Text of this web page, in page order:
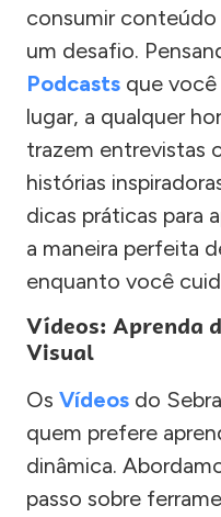
consumir
um desafio.
Podcasts que
lugar, a qualquer
trazem entrevistas
histórias
dicas práticas para
a maneira perfeita
enquanto você
Vídeos: Aprenda
Visual
Os Vídeos do
quem prefere
dinâmica.
passo sobre